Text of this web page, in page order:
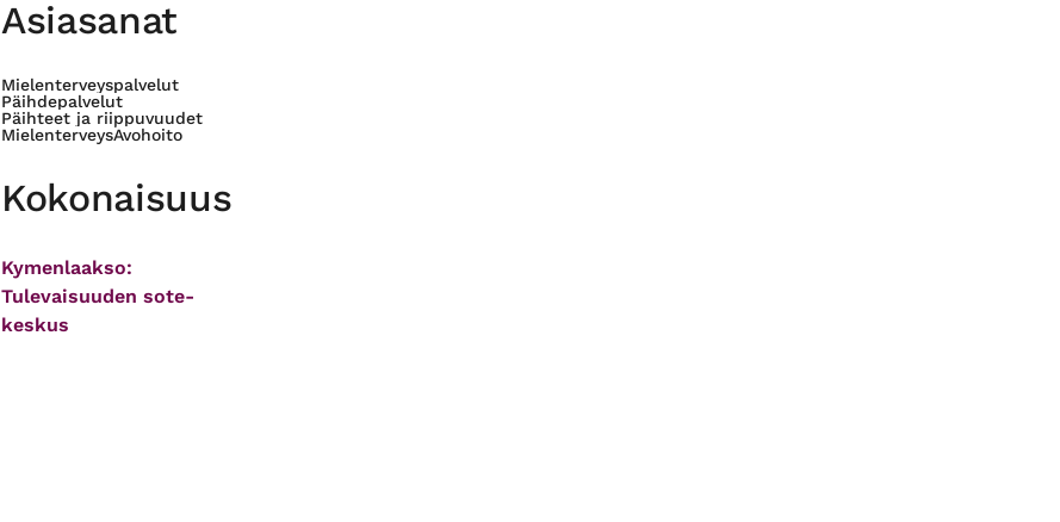
Asiasanat
Mielenterveyspalvelut
Päihdepalvelut
Päihteet ja riippuvuudet
MielenterveysAvohoito
Kokonaisuus
Kymenlaakso:
Tulevaisuuden sote-
keskus